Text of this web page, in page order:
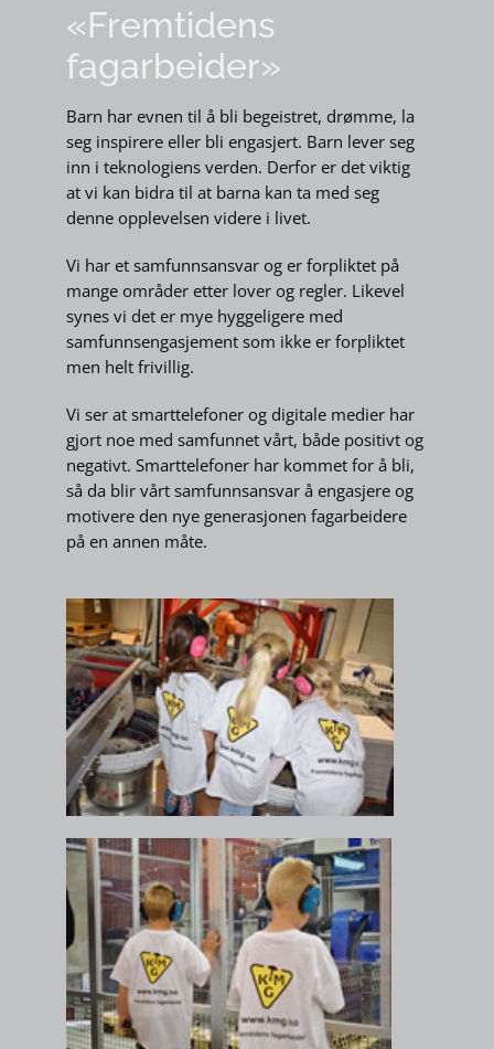
«Fremtidens
fagarbeider»
Barn har evnen til å bli begeistret, drømme, la
seg inspirere eller bli engasjert. Barn lever seg
inn i teknologiens verden. Derfor er det viktig
at vi kan bidra til at barna kan ta med seg
denne opplevelsen videre i livet.
Vi har et samfunnsansvar og er forpliktet på
mange områder etter lover og regler. Likevel
synes vi det er mye hyggeligere med
samfunnsengasjement som ikke er forpliktet
men helt frivillig.
Vi ser at smarttelefoner og digitale medier har
gjort noe med samfunnet vårt, både positivt og
negativt. Smarttelefoner har kommet for å bli,
så da blir vårt samfunnsansvar å engasjere og
motivere den nye generasjonen fagarbeidere
på en annen måte.